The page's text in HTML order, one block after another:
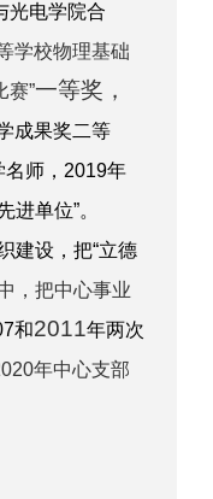
光电学院合
学校物理基础
赛”一等奖，
成果奖二等
师， 2019年
进单位”。
建设，把“立德
，把中心事业
和2011年两次
年中心支部